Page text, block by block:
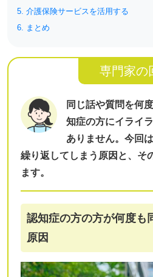
5. 介護保険サービスを活用する
6. まとめ
専門家の
同じ話や質問を何
知症の方にイライ
ありません。今回
繰り返してしまう原因と、そ
ます。
認知症の方の方が何度も
原因